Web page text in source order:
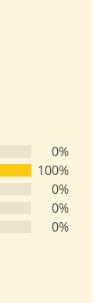
0%
100%
0%
0%
0%